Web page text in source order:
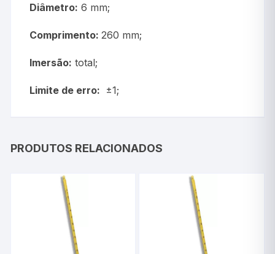
Diâmetro: 6 mm;
Comprimento:260 mm;
Imersão: total;
Limite de erro: ±1;
PRODUTOS RELACIONADOS